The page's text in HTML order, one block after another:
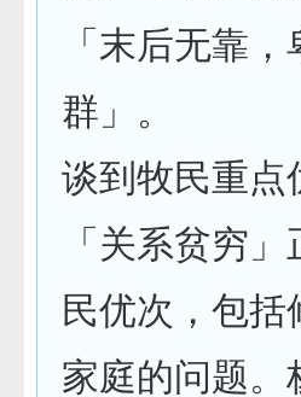
「末后无靠
群」。
谈到牧民重点
「关系贫穷
民优次，包
家庭的问题。